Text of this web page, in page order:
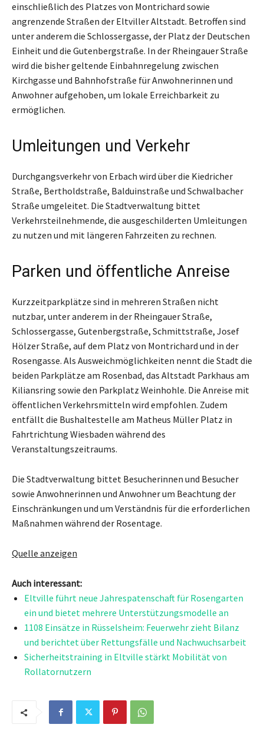
einschließlich des Platzes von Montrichard sowie
angrenzende Straßen der Eltviller Altstadt. Betroffen sind
unter anderem die Schlossergasse, der Platz der Deutschen
Einheit und die Gutenbergstraße. In der Rheingauer Straße
wird die bisher geltende Einbahnregelung zwischen
Kirchgasse und Bahnhofstraße für Anwohnerinnen und
Anwohner aufgehoben, um lokale Erreichbarkeit zu
ermöglichen.
Umleitungen und Verkehr
Durchgangsverkehr von Erbach wird über die Kiedricher
Straße, Bertholdstraße, Balduinstraße und Schwalbacher
Straße umgeleitet. Die Stadtverwaltung bittet
Verkehrsteilnehmende, die ausgeschilderten Umleitungen
zu nutzen und mit längeren Fahrzeiten zu rechnen.
Parken und öffentliche Anreise
Kurzzeitparkplätze sind in mehreren Straßen nicht
nutzbar, unter anderem in der Rheingauer Straße,
Schlossergasse, Gutenbergstraße, Schmittstraße, Josef
Hölzer Straße, auf dem Platz von Montrichard und in der
Rosengasse. Als Ausweichmöglichkeiten nennt die Stadt die
beiden Parkplätze am Rosenbad, das Altstadt Parkhaus am
Kiliansring sowie den Parkplatz Weinhohle. Die Anreise mit
öffentlichen Verkehrsmitteln wird empfohlen. Zudem
entfällt die Bushaltestelle am Matheus Müller Platz in
Fahrtrichtung Wiesbaden während des
Veranstaltungszeitraums.
Die Stadtverwaltung bittet Besucherinnen und Besucher
sowie Anwohnerinnen und Anwohner um Beachtung der
Einschränkungen und um Verständnis für die erforderlichen
Maßnahmen während der Rosentage.
Quelle anzeigen
Auch interessant:
Eltville führt neue Jahrespatenschaft für Rosengarten
ein und bietet mehrere Unterstützungsmodelle an
1108 Einsätze in Rüsselsheim: Feuerwehr zieht Bilanz
und berichtet über Rettungsfälle und Nachwuchsarbeit
Sicherheitstraining in Eltville stärkt Mobilität von
Rollatornutzern